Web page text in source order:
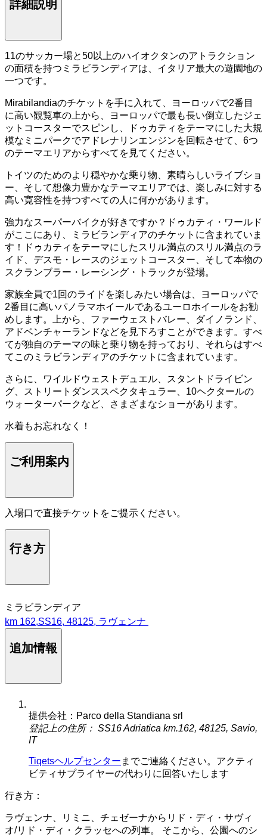
詳細説明
11のサッカー場と50以上のハイオクタンのアトラクション
の面積を持つミラビランディアは、イタリア最大の遊園地の
一つです。
Mirabilandiaのチケットを手に入れて、ヨーロッパで2番目
に高い観覧車の上から、ヨーロッパで最も長い倒立したジェ
ットコースターでスピンし、ドゥカティをテーマにした大規
模なミニパークでアドレナリンエンジンを回転させて、6つ
のテーマエリアからすべてを見てください。
トイツのためのより穏やかな乗り物、素晴らしいライブショ
ー、そして想像力豊かなテーマエリアでは、楽しみに対する
高い寛容性を持つすべての人に何かがあります。
強力なスーパーバイクが好きですか？ドゥカティ・ワールド
がここにあり、ミラビランディアのチケットに含まれていま
す！ドゥカティをテーマにしたスリル満点のスリル満点のラ
イド、デスモ・レースのジェットコースター、そして本物の
スクランブラー・レーシング・トラックが登場。
家族全員で1回のライドを楽しみたい場合は、ヨーロッパで
2番目に高いパノラマホイールであるユーロホイールをお勧
めします。上から、ファーウェストバレー、ダイノランド、
アドベンチャーランドなどを見下ろすことができます。すべ
てが独自のテーマの味と乗り物を持っており、それらはすべ
てこのミラビランディアのチケットに含まれています。
さらに、ワイルドウェストデュエル、スタントドライビン
グ、ストリートダンススペクタキュラー、10ヘクタールの
ウォーターパークなど、さまざまなショーがあります。
水着もお忘れなく！
ご利用案内
入場口で直接チケットをご提示ください。
行き方
ミラビランディア
km 162,SS16, 48125, ラヴェンナ
追加情報
提供会社：Parco della Standiana srl
登記上の住所： SS16 Adriatica km.162, 48125, Savio,
IT
Tiqetsヘルプセンター までご連絡ください。アクティ
ビティサプライヤーの代わりに回答いたします
行き方：
ラヴェンナ、リミニ、チェゼーナからリド・ディ・サヴィ
オ/リド・ディ・クラッセへの列車。 そこから、公園へのシ